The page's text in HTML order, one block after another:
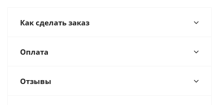
Как сделать заказ
Оплата
Отзывы